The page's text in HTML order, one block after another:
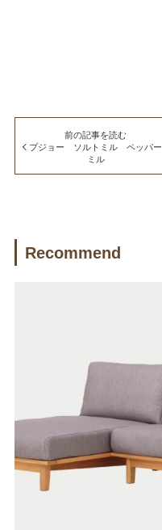
前の記事を読む
プジョー ソルトミル ペッパー
ミル
Recommend